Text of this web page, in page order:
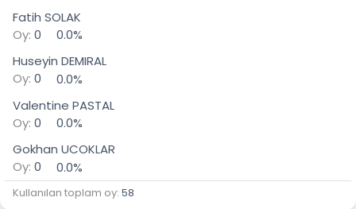
Fatih SOLAK
Oy: 0
0.0%
Huseyin DEMIRAL
Oy: 0
0.0%
Valentine PASTAL
Oy: 0
0.0%
Gokhan UCOKLAR
Oy: 0 0.0%
Kullanılan toplam oy 58